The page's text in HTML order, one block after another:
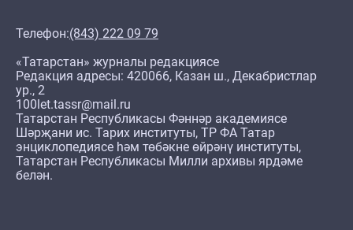
Телефон:(843) 222 09 79
«Татарстан» журналы редакциясе
Редакция адресы: 420066, Казан ш., Декабристлар
ур., 2
100let.tassr@mail.ru
Татарстан Республикасы Фәннәр академиясе
Шәрҗани ис. Тарих институты, ТР ФА Татар
энциклопедиясе һәм төбәкне өйрәнү институты,
Татарстан Республикасы Милли архивы ярдәме
белән.